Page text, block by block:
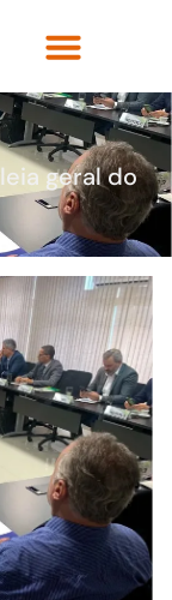
geral do